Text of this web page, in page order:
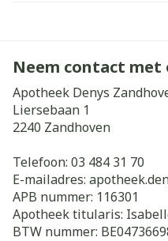
Neem contact met
Apotheek Denys
Liersebaan 1
2240 Zandhoven
Telefoon: 03 484 31 70
E-mailadres:
APB nummer: 116301
Apotheek titularis:
BTW nummer: